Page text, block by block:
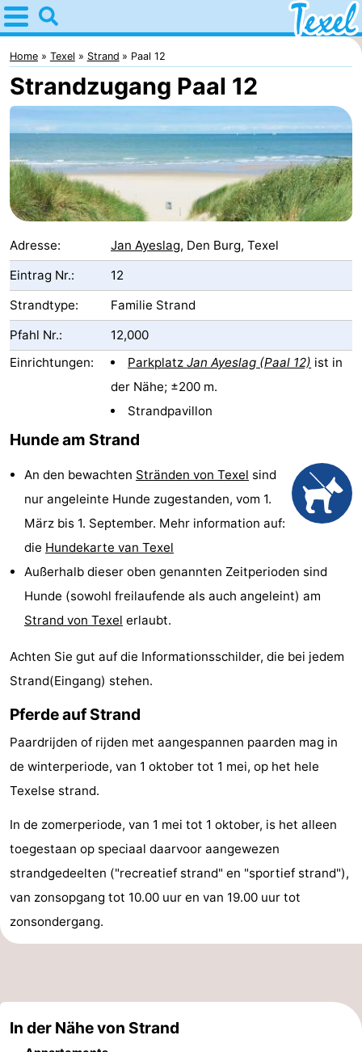
Home
Texel
Tipps
Für
kindern
Dorfer
-
Burg
Den
Hoorn
-
De
Cocksdorp
-
De
Aussichtspunkte
Übernachten
Appartements
en
Zee
De
Vlijt
-
Hoeve
Holland
-
Land
Zeezicht
-
Strandplevier
Campingplätze
Ferienhäuser
-
't
-
Hoogelandt
Beach
Park
-
Buytenveldt
-
Home Texel Strand Paal 12
Strandzugang Paal 12
Adresse: Jan Ayeslag, Den Burg, Texel
Eintrag Nr.:
12
Strandtype:
Familie Strand
Pfahl Nr.:
12,000
Einrichtungen:
ParkplatzJan Ayeslag (Paal 12) ist in
der Nähe; ±200 m.
Strandpavillon
Hunde am Strand
An den bewachten Stränden von Texel sind
nur angeleinte Hunde zugestanden, vom 1.
März bis 1. September. Mehr information auf:
die Hundekarte van Texel
Außerhalb dieser oben genannten Zeitperioden sind
Hunde (sowohl freilaufende als auch angeleint) am
Strand von Texel erlaubt.
Achten Sie gut auf die Informationsschilder, die bei jedem
Strand(Eingang) stehen.
Pferde auf Strand
Paardrijden of rijden met aangespannen paarden mag in
de winterperiode, van 1 oktober tot 1 mei, op het hele
Texelse strand.
In de zomerperiode, van 1 mei tot 1 oktober, is het alleen
toegestaan op speciaal daarvoor aangewezen
strandgedeelten ("recreatief strand" en "sportief strand"),
van zonsopgang tot 10.00 uur en van 19.00 uur tot
zonsondergang.
In der Nähe von Strand